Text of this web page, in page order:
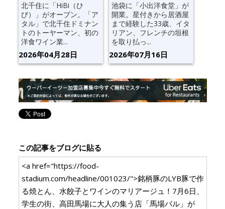
北千住に「HiBi（ひ
び）」がオープン。「ア
タル」で北千住ドミナン
トのトーヤーマン、初の
洋食ワイン業...
2026年04月28日
池袋に「小出洋食堂」が
開業。星付きから居酒屋
まで経験した33歳、イタ
リアン、フレンチの垣根
を取り払っ...
2026年07月16日
この記事をブログに貼る
<a href="https://food-
stadium.com/headline/001023/">銘柄豚のLYB豚で作
る焼とん、水餃子とワインのマリアージュ！7月6日、
学生の街、高田馬場に大人の集う店「馬場バル」が